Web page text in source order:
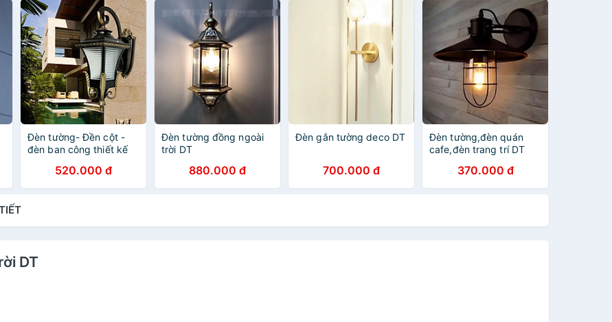
Đèn tường- Đền cột -
đèn ban công thiết kế
lâu đài520.000 đ
Đèn tường đồng ngoài
trời DT
880.000 đ
Đèn gắn tường deco DT
700.000 đ
Đèn tường,đèn quán
cafe,đèn trang trí DT
370.000 đ
DT